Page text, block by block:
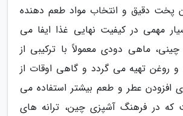
پخت دقیق و انتخاب مواد طعم دهنده
مهمی در کیفیت نهایی غذا ایفا می
ماهی دودی معمولاً با ترکیبی از
روغن تهیه می گردد و گاهی اوقات از
افزودن عطر و طعم بیشتر استفاده می
در فرهنگ آشپزی چین، ترانه های